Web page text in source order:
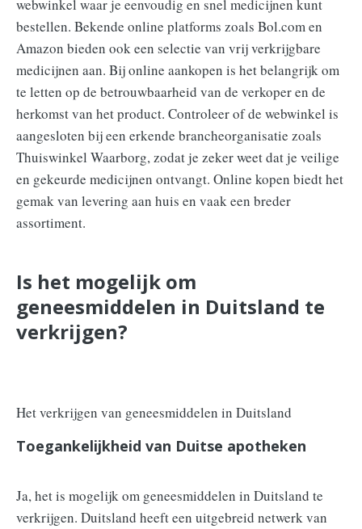
webwinkel waar je eenvoudig en snel medicijnen kunt
bestellen. Bekende online platforms zoals Bol.com en
Amazon bieden ook een selectie van vrij verkrijgbare
medicijnen aan. Bij online aankopen is het belangrijk om
te letten op de betrouwbaarheid van de verkoper en de
herkomst van het product. Controleer of de webwinkel is
aangesloten bij een erkende brancheorganisatie zoals
Thuiswinkel Waarborg, zodat je zeker weet dat je veilige
en gekeurde medicijnen ontvangt. Online kopen biedt het
gemak van levering aan huis en vaak een breder
assortiment.
Is het mogelijk om
geneesmiddelen in Duitsland te
verkrijgen?
Het verkrijgen van geneesmiddelen in Duitsland
Toegankelijkheid van Duitse apotheken
Ja, het is mogelijk om geneesmiddelen in Duitsland te
verkrijgen. Duitsland heeft een uitgebreid netwerk van